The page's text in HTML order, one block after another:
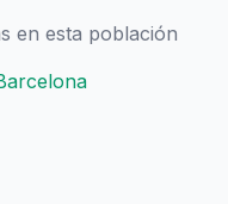
en esta población